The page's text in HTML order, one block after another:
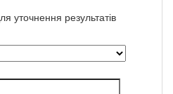
уточнення результатів